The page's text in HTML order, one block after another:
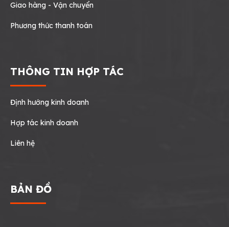
Giao hàng - Vận chuyển
Phương thức thanh toán
THÔNG TIN HỢP TÁC
Định hướng kinh doanh
Hợp tác kinh doanh
Liên hệ
BẢN ĐỒ